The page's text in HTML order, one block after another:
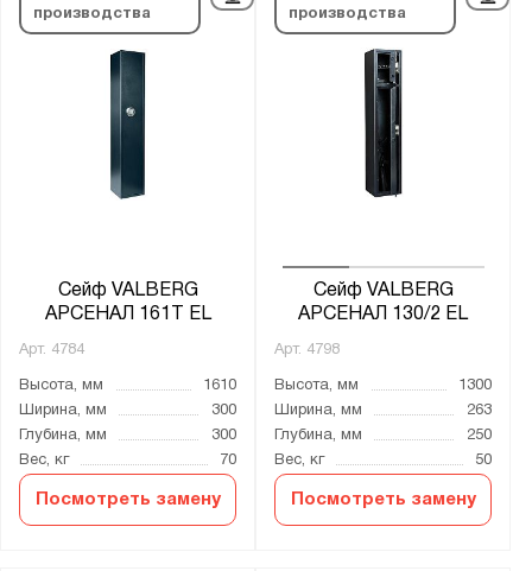
производства
Сейф VALBERG
АРСЕНАЛ 161Т EL
Арт. 4784
Высота, мм
1610
Ширина, мм
300
Глубина, мм
300
Вес, кг
70
Посмотреть замену
производства
Сейф VALBERG
АРСЕНАЛ 130/2 EL
Арт. 4798
Высота, мм
1300
Ширина, мм
263
Глубина, мм
250
Вес, кг
50
Посмотреть замену